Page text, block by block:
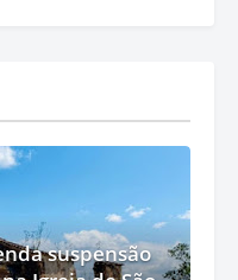
suspensão